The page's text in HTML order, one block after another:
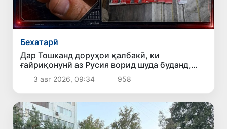
Бехатарӣ
Дар Тошканд доруҳои қалбакӣ, ки
ғайриқонунӣ аз Русия ворид шуда буданд,
ошкор гардиданд
3 авг 2026, 09:34 958